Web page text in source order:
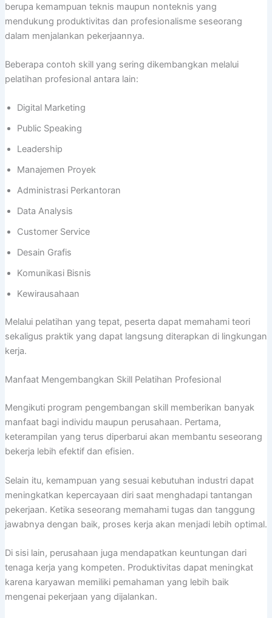
berupa kemampuan teknis maupun nonteknis yang
mendukung produktivitas dan profesionalisme seseorang
dalam menjalankan pekerjaannya.
Beberapa contoh skill yang sering dikembangkan melalui
pelatihan profesional antara lain:
Digital Marketing
Public Speaking
Leadership
Manajemen Proyek
Administrasi Perkantoran
Data Analysis
Customer Service
Desain Grafis
Komunikasi Bisnis
Kewirausahaan
Melalui pelatihan yang tepat, peserta dapat memahami teori
sekaligus praktik yang dapat langsung diterapkan di lingkungan
kerja.
Manfaat Mengembangkan Skill Pelatihan Profesional
Mengikuti program pengembangan skill memberikan banyak
manfaat bagi individu maupun perusahaan. Pertama,
keterampilan yang terus diperbarui akan membantu seseorang
bekerja lebih efektif dan efisien.
Selain itu, kemampuan yang sesuai kebutuhan industri dapat
meningkatkan kepercayaan diri saat menghadapi tantangan
pekerjaan. Ketika seseorang memahami tugas dan tanggung
jawabnya dengan baik, proses kerja akan menjadi lebih optimal.
Di sisi lain, perusahaan juga mendapatkan keuntungan dari
tenaga kerja yang kompeten. Produktivitas dapat meningkat
karena karyawan memiliki pemahaman yang lebih baik
mengenai pekerjaan yang dijalankan.